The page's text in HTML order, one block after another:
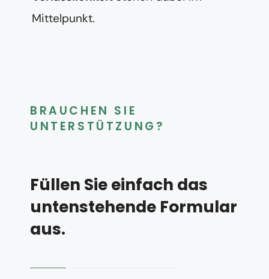
Mittelpunkt.
BRAUCHEN SIE
UNTERSTÜTZUNG?
Füllen Sie einfach das
untenstehende Formular
aus.